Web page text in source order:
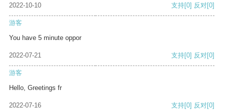
2022-10-10 支持[0] 反对[0]
游客
You have 5 minute oppor
2022-07-21 支持[0] 反对[0]
游客
Hello, Greetings fr
2022-07-16 支持[0] 反对[0]